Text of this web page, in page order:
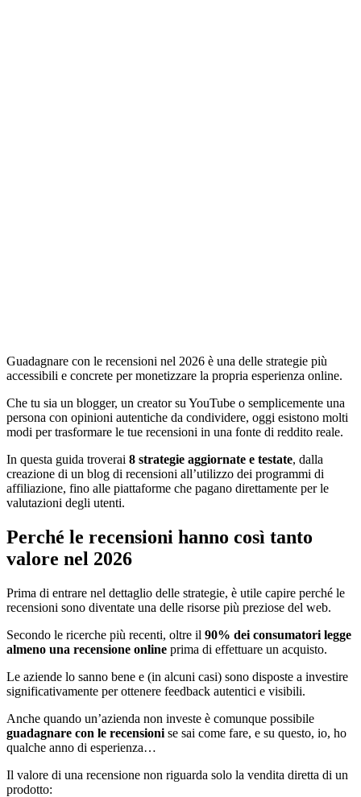
Guadagnare con le recensioni nel 2026 è una delle strategie più
accessibili e concrete per monetizzare la propria esperienza online.
Che tu sia un blogger, un creator su YouTube o semplicemente una
persona con opinioni autentiche da condividere, oggi esistono molti
modi per trasformare le tue recensioni in una fonte di reddito reale.
In questa guida troverai 8 strategie aggiornate e testate, dalla
creazione di un blog di recensioni all’utilizzo dei programmi di
affiliazione, fino alle piattaforme che pagano direttamente per le
valutazioni degli utenti.
Perché le recensioni hanno così tanto
valore nel 2026
Prima di entrare nel dettaglio delle strategie, è utile capire perché le
recensioni sono diventate una delle risorse più preziose del web.
Secondo le ricerche più recenti, oltre il 90% dei consumatori legge
almeno una recensione online prima di effettuare un acquisto.
Le aziende lo sanno bene e (in alcuni casi) sono disposte a investire
significativamente per ottenere feedback autentici e visibili.
Anche quando un’azienda non investe è comunque possibile
guadagnare con le recensioni se sai come fare, e su questo, io, ho
qualche anno di esperienza…
Il valore di una recensione non riguarda solo la vendita diretta di un
prodotto: